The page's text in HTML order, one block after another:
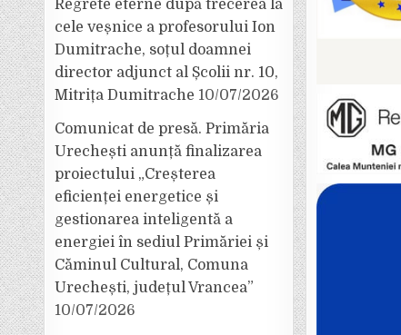
Regrete eterne după trecerea la
cele veșnice a profesorului Ion
Dumitrache, soțul doamnei
director adjunct al Școlii nr. 10,
Mitrița Dumitrache 10/07/2026
Comunicat de presă. Primăria
Urechești anunță finalizarea
proiectului „Creșterea
eficienței energetice și
gestionarea inteligentă a
energiei în sediul Primăriei și
Căminul Cultural, Comuna
Urechești, județul Vrancea”
10/07/2026